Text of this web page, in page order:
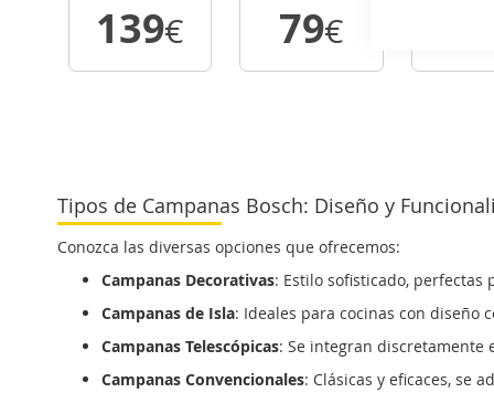
139€ 79€
Tipos de Campanas Bosch: Diseño y
Conozca las diversas opciones que ofrecemos:
Campanas Decorativas: Estilo sofisticado, perfectas
Campanas de Isla: Ideales para cocinas con diseño
Campanas Telescópicas: Se integran discretamente
Campanas Convencionales: Clásicas y eficaces, se